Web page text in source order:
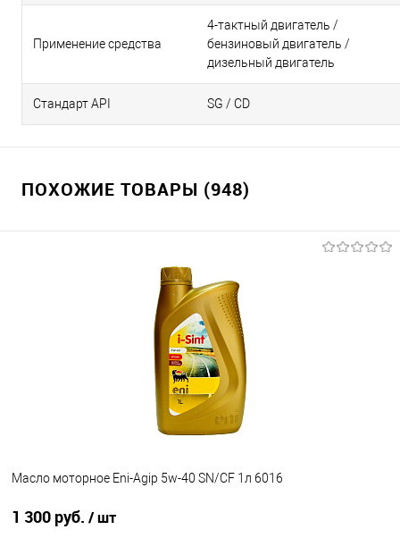
Применение средства
4-тактный двигатель /
бензиновый двигатель /
дизельный двигатель
Стандарт API SG / CD
ПОХОЖИЕ ТОВАРЫ (948)
Масло моторное Eni-Agip 5w-40 SN/CF 1л 6016
1 300 руб. / шт